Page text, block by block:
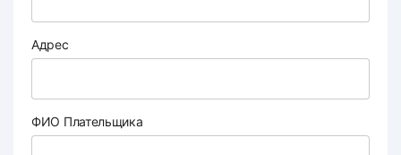
Адрес
ФИО Плательщика